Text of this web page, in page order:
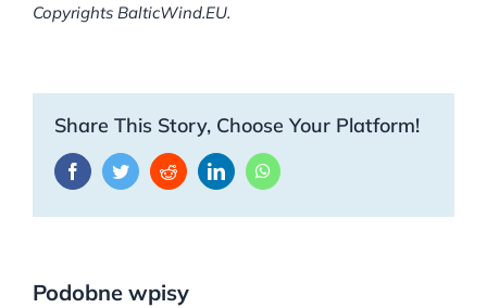
Copyrights BalticWind.EU.
Share This Story, Choose Your Platform!
FacebookTwitterRedditLinkedInWhatsApp
Podobne wpisy